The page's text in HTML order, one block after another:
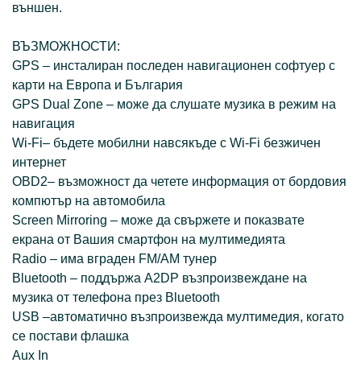
външен.
ВЪЗМОЖНОСТИ:
GPS – инсталиран последен навигационен софтуер с
карти на Европа и България
GPS Dual Zone – може да слушате музика в режим на
навигация
Wi-Fi– бъдете мобилни навсякъде с Wi-Fi безжичен
интернет
OBD2– възможност да четете информация от бордовия
компютър на автомобила
Screen Mirroring – може да свържете и показвате
екрана от Вашия смартфон на мултимедията
Radio – има вграден FM/AM тунер
Bluetooth – поддържа A2DP възпроизвеждане на
музика от телефона през Bluetooth
USB –автоматично възпроизвежда мултимедия, когато
се постави флашка
Aux In